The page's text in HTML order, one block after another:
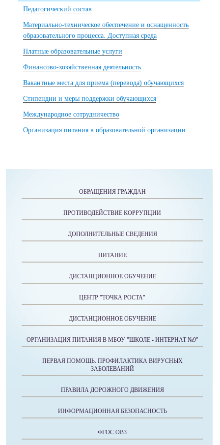
Педагогический состав
Материально-техническое обеспечение и оснащенность
образовательного процесса. Доступная среда
Платные образовательные услуги
Финансово-хозяйственная деятельность
Вакантные места для приема (перевода) обучающихся
Стипендии и меры поддержки обучающихся
Международное сотрудничество
Организация питания в образовательной организации
ОБРАЩЕНИЯ ГРАЖДАН
ПРОТИВОДЕЙСТВИЕ КОРРУПЦИИ
ДОПОЛНИТЕЛЬНЫЕ СВЕДЕНИЯ
ПИТАНИЕ
ДИСТАНЦИОННОЕ ОБУЧЕНИЕ
ЦЕНТР "ТОЧКА РОСТА"
ДИСТАНЦИОННОЕ ОБУЧЕНИЕ
ОРГАНИЗАЦИЯ ПИТАНИЯ В МБОУ "ШКОЛЕ - ИНТЕРНАТ №9"
ПЕРВАЯ ПОМОЩЬ. ПРОФИЛАКТИКА ВИРУСНЫХ
ЗАБОЛЕВАНИЙ
ПРАВИЛА ДОРОЖНОГО ДВИЖЕНИЯ
ИНФОРМАЦИОННАЯ БЕЗОПАСНОСТЬ
ФГОС ОВЗ